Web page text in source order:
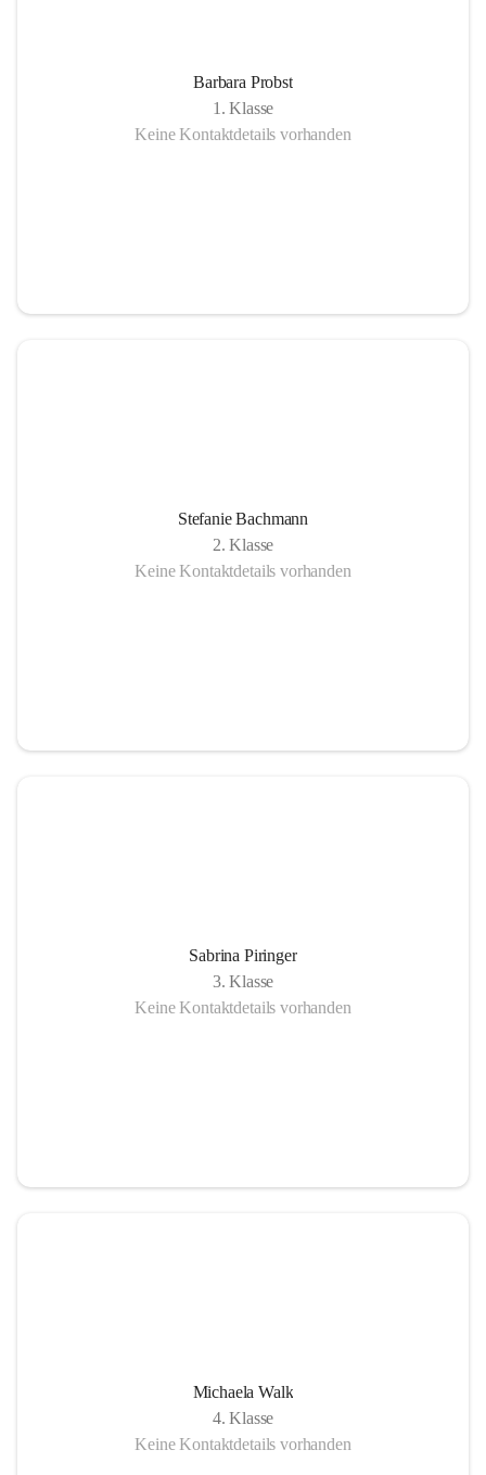
Barbara Probst
1. Klasse
Keine Kontaktdetails vorhanden
Stefanie Bachmann
2. Klasse
Keine Kontaktdetails vorhanden
Sabrina Piringer
3. Klasse
Keine Kontaktdetails vorhanden
Michaela Walk
4. Klasse
Keine Kontaktdetails vorhanden